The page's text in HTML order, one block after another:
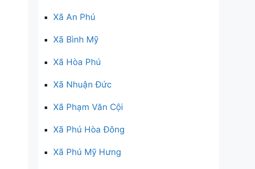
Xã An Phú
Xã Bình Mỹ
Xã Hòa Phú
Xã Nhuận Đức
Xã Phạm Văn Cội
Xã Phú Hòa Đông
Xã Phú Mỹ Hưng